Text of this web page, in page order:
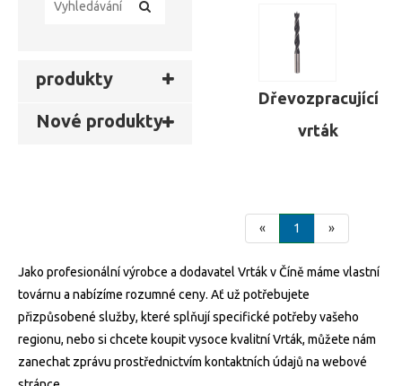
produkty
Nové produkty
Dřevozpracující
vrták
« 1 »
Jako profesionální výrobce a dodavatel Vrták v Číně máme vlastní
továrnu a nabízíme rozumné ceny. Ať už potřebujete
přizpůsobené služby, které splňují specifické potřeby vašeho
regionu, nebo si chcete koupit vysoce kvalitní Vrták, můžete nám
zanechat zprávu prostřednictvím kontaktních údajů na webové